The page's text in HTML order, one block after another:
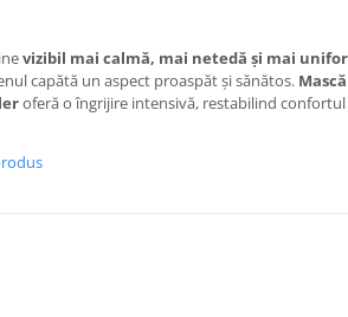
vizibil mai calmă, mai netedă și mai
capătă un aspect proaspăt și sănătos.
oferă o îngrijire intensivă, restabilind